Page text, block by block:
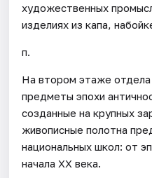
художественных
изделиях из капа,
п.
На втором этаже отдела
предметы эпохи
созданные на крупных
живописные полотна
национальных школ: от
начала ХХ века.